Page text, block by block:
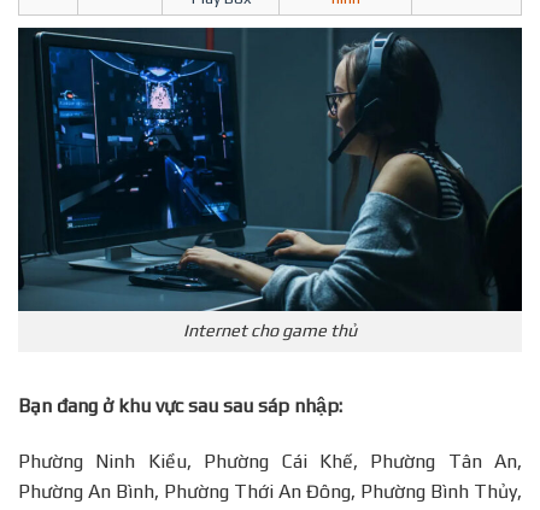
Internet cho game thủ
Bạn đang ở khu vực sau sau sáp nhập:
Phường Ninh Kiều, Phường Cái Khế, Phường Tân An,
Phường An Bình, Phường Thới An Đông, Phường Bình Thủy,